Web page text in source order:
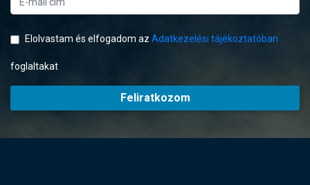
Elolvastam és elfogadom az Adatkezelési tájékoztatóban
foglaltakat
Feliratkozom